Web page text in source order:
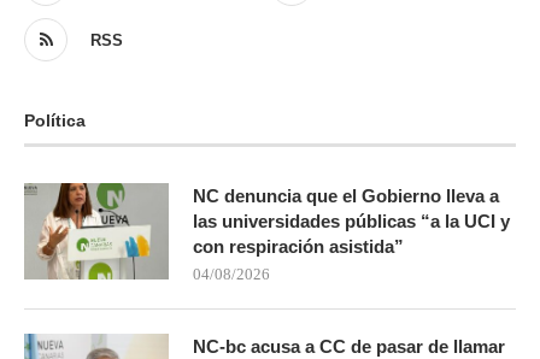
RSS
Política
NC denuncia que el Gobierno lleva a
las universidades públicas “a la UCI y
con respiración asistida”
04/08/2026
NC-bc acusa a CC de pasar de llamar